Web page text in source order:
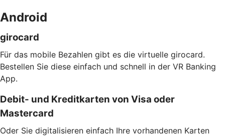
Android
girocard
Für das mobile Bezahlen gibt es die virtuelle girocard.
Bestellen Sie diese einfach und schnell in der VR Banking
App.
Debit- und Kreditkarten von Visa oder
Mastercard
Oder Sie digitalisieren einfach Ihre vorhandenen Karten